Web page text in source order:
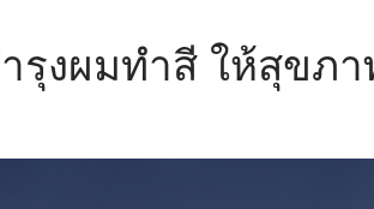
รุงผมทำสี ให้สุขภ